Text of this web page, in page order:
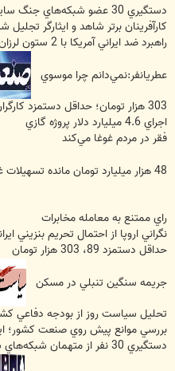
دستگيري 30 عضو شبكه‌هاي جنگ سايبري
كارآفرينان برتر شاهد و ايثارگر تجليل
راهبرد ضد ايراني آمريكا با 2 ستون لرزان
عطريانفر:نمي‌دانم چرا موسوي
303 هزار تومان؛ حداقل دستمزد كارگران
اجراي 4.6 ميليارد دلار پروژه گازي
فقر در مردم غوغا مي‌كند
48 هزار ميليارد تومان مانده تسهيلات غير
راي ممتنع به معامله مخابرات
نگراني اروپا از احتمال تحريم بنزيني
حداقل دستمزد 89، 303 هزار تومان
جريمه سنگين تنبلي در مسكن
تحليل سياست روز از بودجه دفاعي
بررسي موانع پيش روي صنعت كشور؛
دستگيري 30 نفر از متهمان شبكه‌هاي سازمان يافته جنگ سايبري